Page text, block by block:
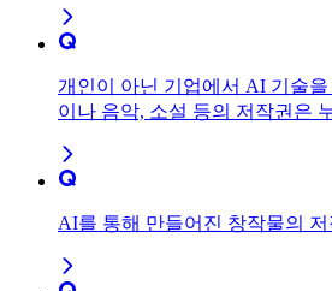
개인이 아닌 기업에서 AI 기술
이나 음악, 소설 등의 저작권은
AI를 통해 만들어진 창작물의